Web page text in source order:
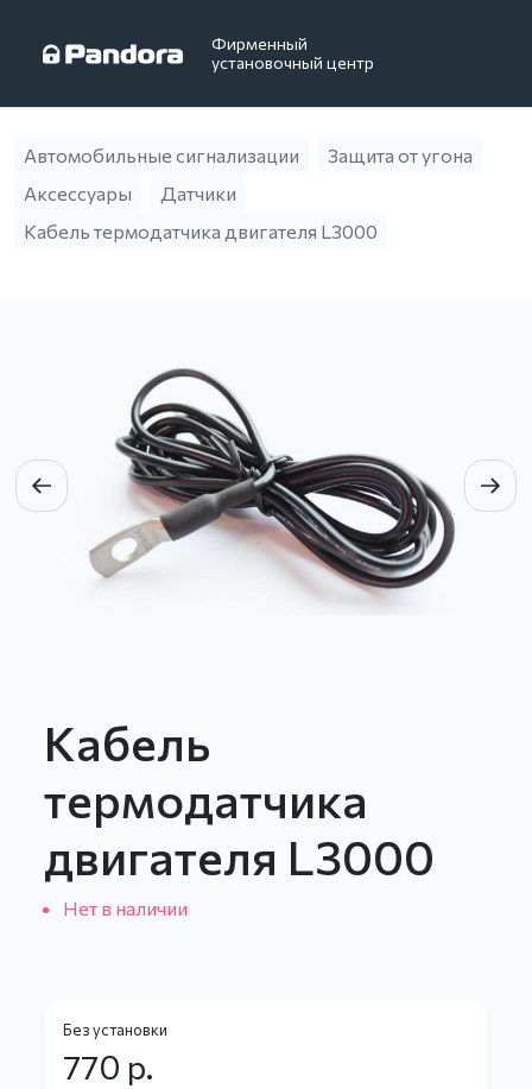
Фирменный
установочный центр
Автомобильные сигнализации
Защита от угона
Аксессуары
Датчики
Кабель термодатчика двигателя L3000
Кабель
термодатчика
двигателя L3000
Нет в наличии
Без установки
770 р.